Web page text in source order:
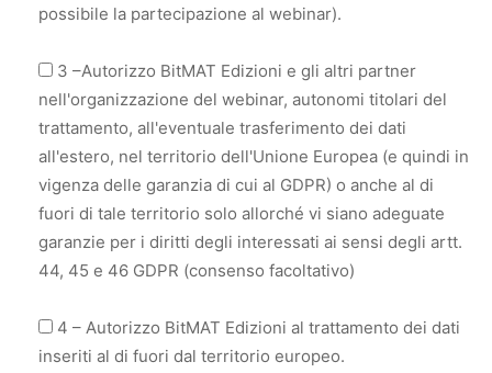
possibile la partecipazione al webinar).
3 –Autorizzo BitMAT Edizioni e gli altri partner
nell'organizzazione del webinar, autonomi titolari del
trattamento, all'eventuale trasferimento dei dati
all'estero, nel territorio dell'Unione Europea (e quindi in
vigenza delle garanzia di cui al GDPR) o anche al di
fuori di tale territorio solo allorché vi siano adeguate
garanzie per i diritti degli interessati ai sensi degli artt.
44, 45 e 46 GDPR (consenso facoltativo)
4 – Autorizzo BitMAT Edizioni al trattamento dei dati
inseriti al di fuori dal territorio europeo.